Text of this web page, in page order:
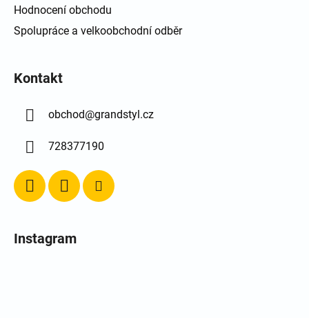
Hodnocení obchodu
Spolupráce a velkoobchodní odběr
Kontakt
obchod@grandstyl.cz
728377190
Instagram